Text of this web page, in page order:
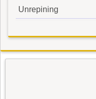
Unrepining